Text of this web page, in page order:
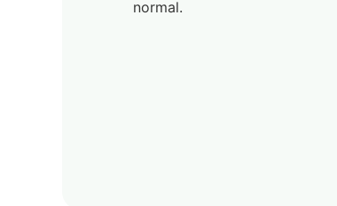
normal.